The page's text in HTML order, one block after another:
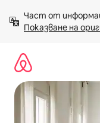
към
съдържанието
Показване на